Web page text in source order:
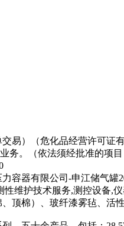
易）（危化品经营许可证
。（依法须经批准的项
容器有限公司-申江储气罐
维护技术服务,测控设备,
顶棉）、玻纤漆雾毡、活